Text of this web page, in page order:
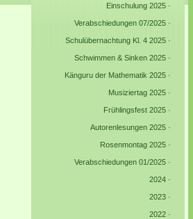
Einschulung 2025 ·
Verabschiedungen 07/2025 ·
Schulübernachtung Kl. 4 2025 ·
Schwimmen & Sinken 2025 ·
Känguru der Mathematik 2025 ·
Musiziertag 2025 ·
Frühlingsfest 2025 ·
Autorenlesungen 2025 ·
Rosenmontag 2025 ·
Verabschiedungen 01/2025 ·
2024 ·
2023 ·
2022 ·